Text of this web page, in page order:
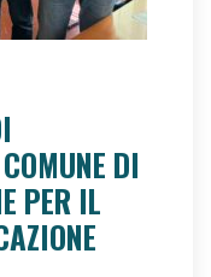
DI
PER IL